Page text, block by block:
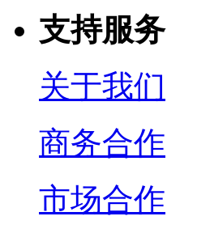
支持服务
关于我们
商务合作
市场合作